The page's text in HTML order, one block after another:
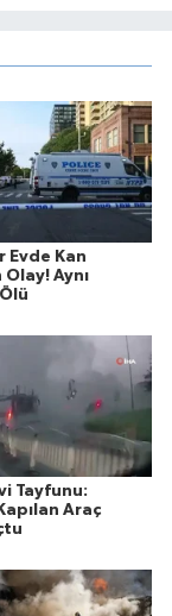
Evde Kan
Aynı
Tayfunu:
Araç